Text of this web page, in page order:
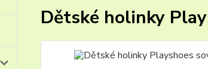
Dětské holinky